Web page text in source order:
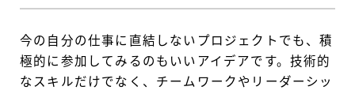
今の自分の仕事に直結しないプロジェクトでも、積
極的に参加してみるのもいいアイデアです。技術的
なスキルだけでなく、チームワークやリーダーシッ